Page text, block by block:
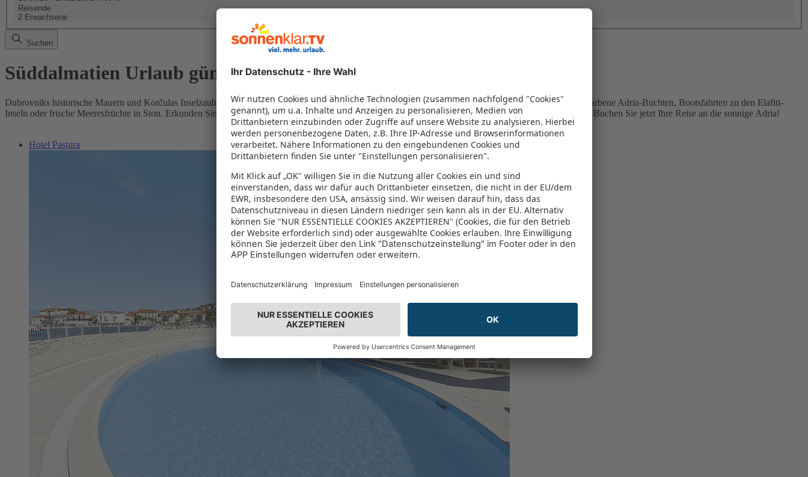
Reisende
2 Erwachsene
Suchen
Süddalmatien Urlaub günstig buchen
Dubrovniks historische Mauern und Korčulas Inselzauber machen einen Urlaub in Süddalmatien unvergesslich! Ihr Süddalmatien Urlaub verspricht türkisfarbene Adria-Buchten, Bootsfahrten zu den Elafiti-
Inseln oder frische Meeresfrüchte in Ston. Erkunden Sie Weinberge, entspannen Sie an Stränden wie Banje oder genießen Sie kroatische Gastfreundschaft. Buchen Sie jetzt Ihre Reise an die sonnige Adria!
Hotel Pastura